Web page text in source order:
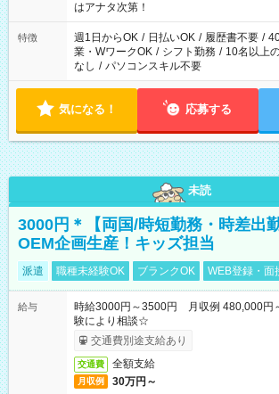
はアナタ次第！
特徴 週1日からOK / 日払いOK / 履歴書不要 /
業・WワークOK / シフト勤務 / 10名以上
なし / パソコンスキル不要
気になる！ 応募する
未読
3000円＊【両国/時短勤務・時差出
OEM企画生産！キッズ担当
派遣 職種未経験OK ブランクOK WEB登録・面
給与
時給3000円～3500円 月収例 480,000
験により相談☆
交通費別途支給あり
交通費 全額支給
月収例 30万円～